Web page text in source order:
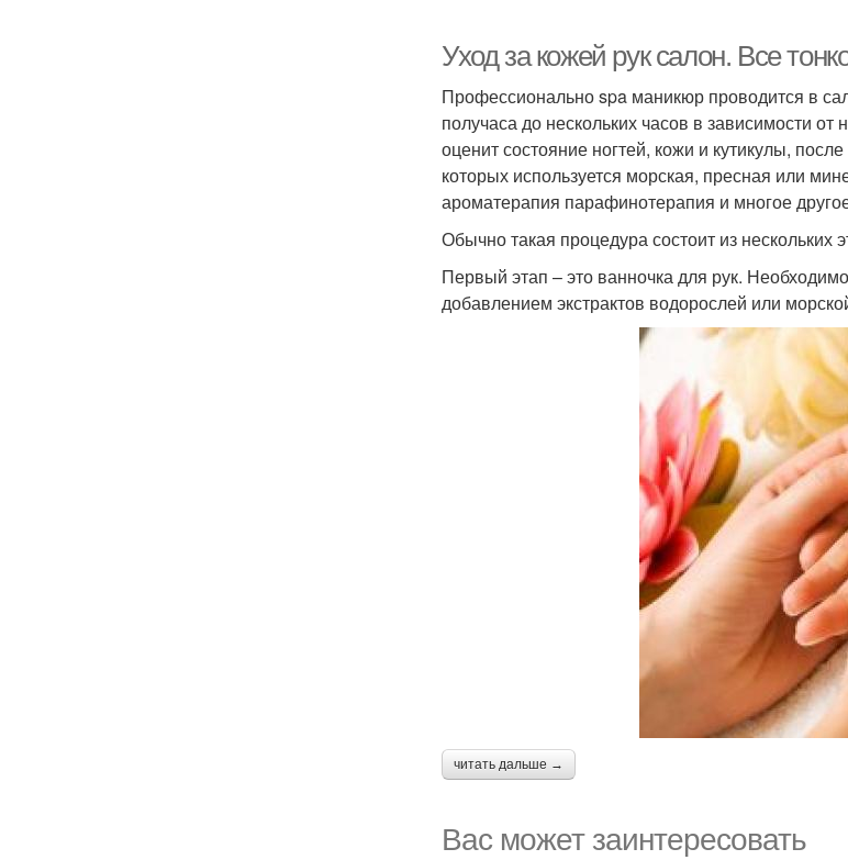
Уход за кожей рук салон. Все
Профессионально spa маникюр проводится в
получаса до нескольких часов в зависимости
оценит состояние ногтей, кожи и кутикулы,
которых используется морская, пресная или
ароматерапия парафинотерапия и многое
Обычно такая процедура состоит из нескольких
Первый этап – это ванночка для рук.
добавлением экстрактов водорослей или
читать дальше →
Вас может заинтересовать